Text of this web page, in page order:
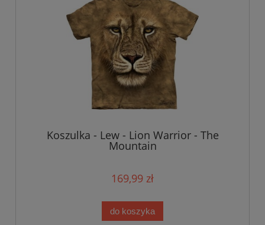
Koszulka - Lew - Lion Warrior - The
Mountain
169,99 zł
do koszyka